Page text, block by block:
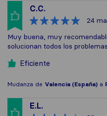
C.C.
24
Muy buena, muy
solucionan todos los
Eficiente
Mudanza de Valencia (España) a
E.L.